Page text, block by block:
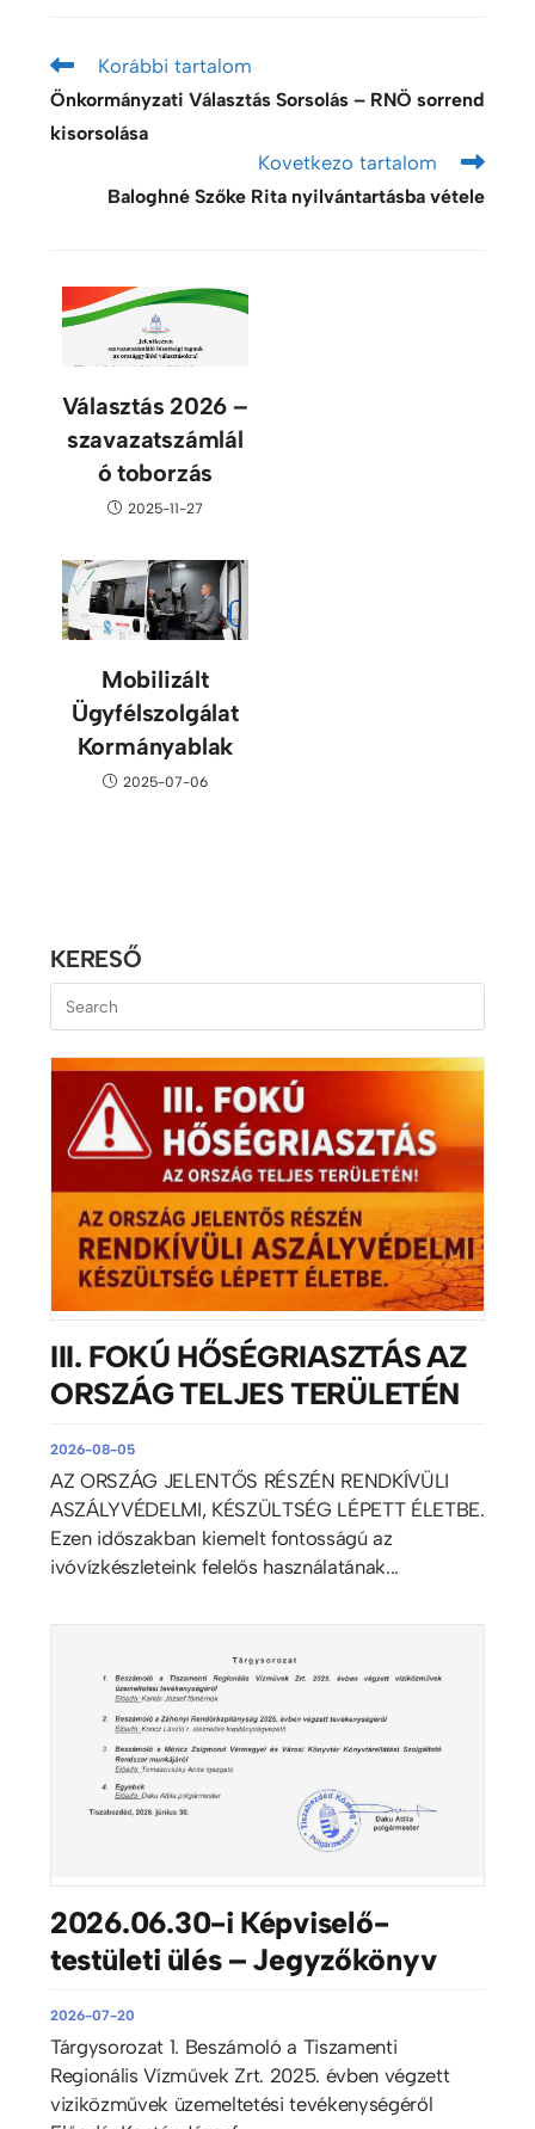
Korábbi tartalom
Önkormányzati Választás Sorsolás – RNÖ sorrend
kisorsolása
Kovetkezo tartalom
Baloghné Szőke Rita nyilvántartásba vétele
Választás 2026 –
szavazatszámlál
ó toborzás
2025-11-27
Mobilizált
Ügyfélszolgálat
Kormányablak
2025-07-06
KERESŐ
III. FOKÚ HŐSÉGRIASZTÁS AZ
ORSZÁG TELJES TERÜLETÉN
2026-08-05
AZ ORSZÁG JELENTŐS RÉSZÉN RENDKÍVÜLI
ASZÁLYVÉDELMI, KÉSZÜLTSÉG LÉPETT ÉLETBE.
Ezen időszakban kiemelt fontosságú az
ivóvízkészleteink felelős használatának...
2026.06.30-i Képviselő-
testületi ülés – Jegyzőkönyv
2026-07-20
Tárgysorozat 1. Beszámoló a Tiszamenti
Regionális Vízművek Zrt. 2025. évben végzett
viziközművek üzemeltetési tevékenységéről